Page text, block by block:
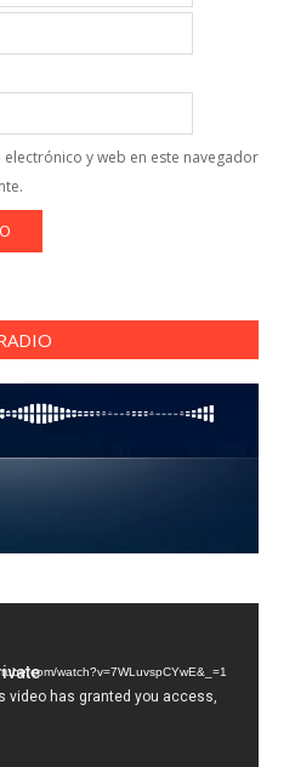
y web en este navegador
watch?v=7WLuvspCYwE&_=1